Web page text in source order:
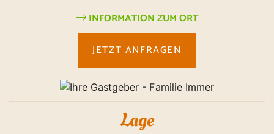
INFORMATION ZUM ORT
JETZT ANFRAGEN
Lage